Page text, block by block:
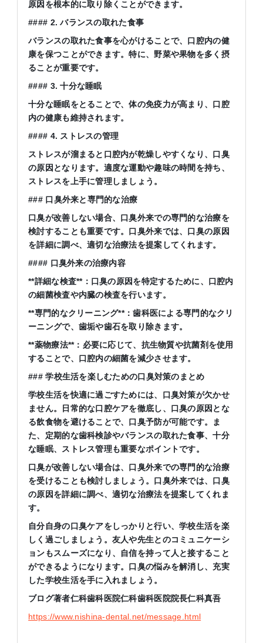
原因を根本的に取り除くことができます。
#### 2. バランスの取れた食事
バランスの取れた食事を心がけることで、口腔内の健
康を保つことができます。特に、野菜や果物を多く摂
ることが重要です。
#### 3. 十分な睡眠
十分な睡眠をとることで、体の免疫力が高まり、口腔
内の健康も維持されます。
#### 4. ストレスの管理
ストレスが溜まると口腔内が乾燥しやすくなり、口臭
の原因となります。適度な運動や趣味の時間を持ち、
ストレスを上手に管理しましょう。
### 口臭外来と専門的な治療
口臭が改善しない場合、口臭外来での専門的な治療を
検討することも重要です。口臭外来では、口臭の原因
を詳細に調べ、適切な治療法を提案してくれます。
#### 口臭外来の治療内容
**詳細な検査**：口臭の原因を特定するために、口腔内
の細菌検査や内臓の検査を行います。
**専門的なクリーニング**：歯科医による専門的なクリ
ーニングで、歯垢や歯石を取り除きます。
**薬物療法**：必要に応じて、抗生物質や抗菌剤を使用
することで、口腔内の細菌を減少させます。
### 学校生活を楽しむための口臭対策のまとめ
学校生活を快適に過ごすためには、口臭対策が欠かせ
ません。日常的な口腔ケアを徹底し、口臭の原因とな
る飲食物を避けることで、口臭予防が可能です。ま
た、定期的な歯科検診やバランスの取れた食事、十分
な睡眠、ストレス管理も重要なポイントです。
口臭が改善しない場合は、口臭外来での専門的な治療
を受けることも検討しましょう。口臭外来では、口臭
の原因を詳細に調べ、適切な治療法を提案してくれま
す。
自分自身の口臭ケアをしっかりと行い、学校生活を楽
しく過ごしましょう。友人や先生とのコミュニケーシ
ョンもスムーズになり、自信を持って人と接すること
ができるようになります。口臭の悩みを解消し、充実
した学校生活を手に入れましょう。
ブログ著者仁科歯科医院仁科歯科医院院長仁科真吾
https://www.nishina-dental.net/message.html